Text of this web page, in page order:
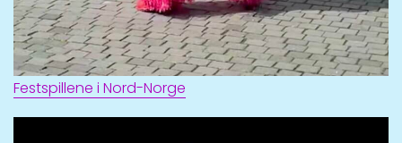
Festspillene i Nord-Norge